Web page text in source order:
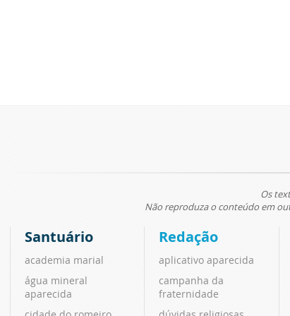
Os
Não reproduza o conteúdo em
Santuário
academia marial
água mineral
aparecida
Redação
aplicativo aparecida
campanha da
fraternidade